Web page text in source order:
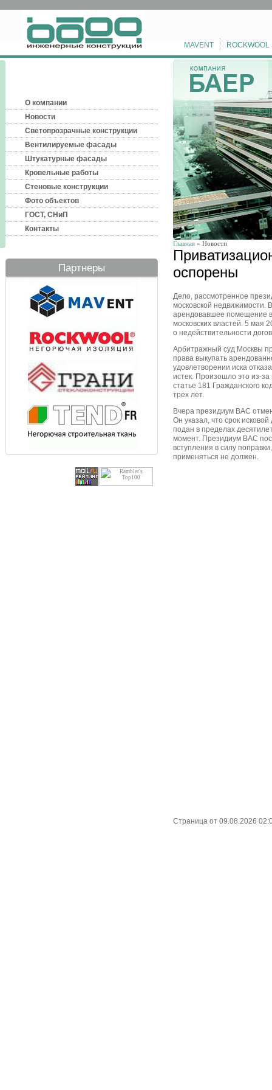
MAVENT ROCKWOOL
О компании
Новости
Светопрозрачные конструкции
Вентилируемые фасады
Штукатурные фасады
Кровельные работы
Стеновые конструкции
Фото объектов
ГОСТ, СНиП
Контакты
Партнеры
Главная » Новости
оспорены
Дело, рассмотренное
московской
арендовавшее помещение
московских властей. 5 мая
о недействительности
Арбитражный суд Москвы
права выкупать
удовлетворении иска
истек. Произошло это из-
статье 181 Гражданского
трех лет.
Вчера президиум ВАС
Он указал, что срок
подан в пределах
момент. Президиум ВАС
вступления в силу
применяться не должен.
Страница от 09.08.2026